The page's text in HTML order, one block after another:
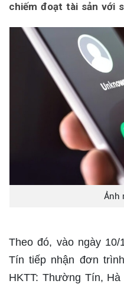
chiếm đoạt tài sản với
Ảnh
Theo đó, vào ngày
Tín tiếp nhận đơn
HKTT: Thường Tín,